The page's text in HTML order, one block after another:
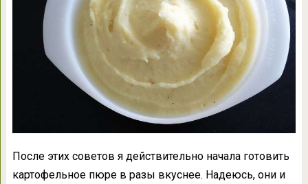
После этих советов я действительно начала готовить
картофельное пюре в разы вкуснее. Надеюсь, они и